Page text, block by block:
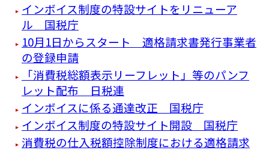
インボイス制度の特設サイトをリニューア
ル 国税庁
10月1日からスタート 適格請求書発行事業者
の登録申請
「消費税総額表示リーフレット」等のパンフ
レット配布 日税連
インボイスに係る通達改正 国税庁
インボイス制度の特設サイト開設 国税庁
消費税の仕入税額控除制度における適格請求